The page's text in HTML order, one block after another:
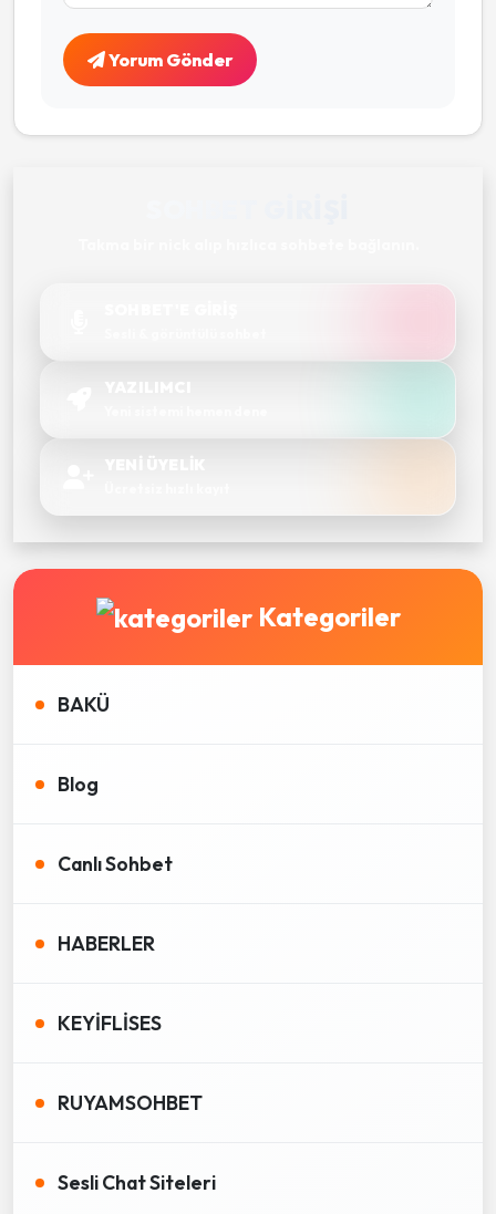
Yorum Gönder
Kategoriler
BAKÜ
Blog
Canlı Sohbet
HABERLER
KEYİFLİSES
RUYAMSOHBET
Sesli Chat Siteleri